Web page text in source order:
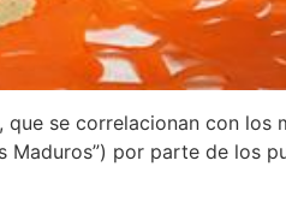
se correlacionan con los
Maduros”) por parte de los